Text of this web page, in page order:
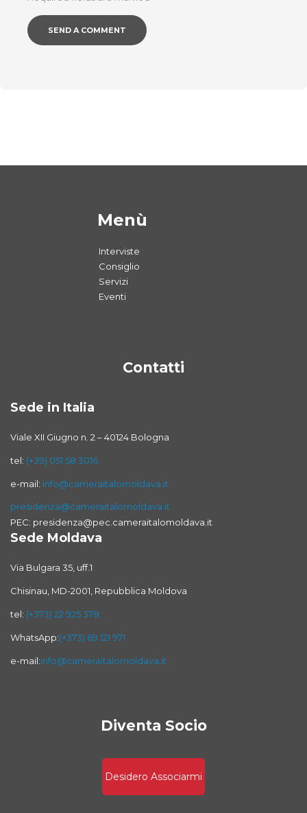
Menù
Interviste
Consiglio
Servizi
Eventi
Contatti
Sede in Italia
Viale XII Giugno n. 2 – 40124 Bologna
tel: (+39) 051 58 3016
e-mail: info@cameraitalomoldava.it
presidenza@cameraitalomoldava.it
PEC: presidenza@pec.cameraitalomoldava.it
Sede Moldava
Via Bulgara 35, uff.1
Chisinau, MD-2001, Repubblica Moldova
tel: (+373) 22 925 378;
WhatsApp:(+373) 69 121 971
e-mail:info@cameraitalomoldava.it
Diventa Socio
Desidero Associarmi